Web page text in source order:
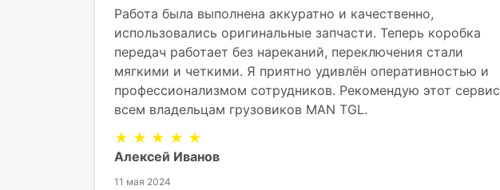
Работа была выполнена аккуратно и качественно,
использовались оригинальные запчасти. Теперь коробка
передач работает без нареканий, переключения стали
мягкими и четкими. Я приятно удивлён оперативностью и
профессионализмом сотрудников. Рекомендую этот сервис
всем владельцам грузовиков MAN TGL.
★ ★ ★ ★ ★
Алексей Иванов
11 мая 2024